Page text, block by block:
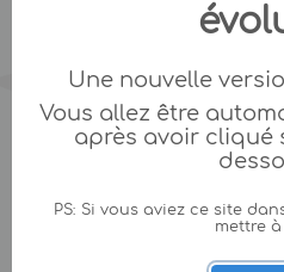
Une nouvelle
Vous allez être
après avoir cliqué
PS: Si vous aviez ce site
mettre à